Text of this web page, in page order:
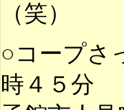
（笑）
○コープ
時４５分